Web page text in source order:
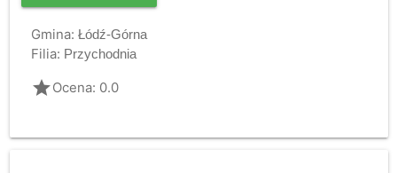
Gmina: Łódź-Górna
Filia: Przychodnia
gradeOcena: 0.0